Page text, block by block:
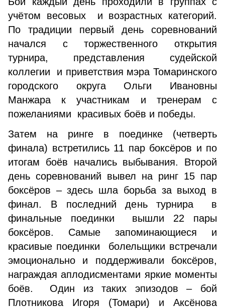
учётом весовых и возрастных категорий.
По традиции первый день соревнований
начался с торжественного открытия
турнира, представления судейской
коллегии и приветствия мэра Томаринского
городского округа Ольги Ивановны
Манжара к участникам и тренерам с
пожеланиями красивых боёв и победы.
Затем на ринге в поединке (четверть
финала) встретились 11 пар боксёров и по
итогам боёв начались выбывания. Второй
день соревнований вывел на ринг 15 пар
боксёров – здесь шла борьба за выход в
финал. В последний день турнира в
финальные поединки вышли 22 пары
боксёров. Самые запоминающиеся и
красивые поединки болельщики встречали
эмоционально и поддерживали боксёров,
награждая аплодисментами яркие моменты
боёв. Один из таких эпизодов – бой
Плотникова Игоря (Томари) и Аксёнова